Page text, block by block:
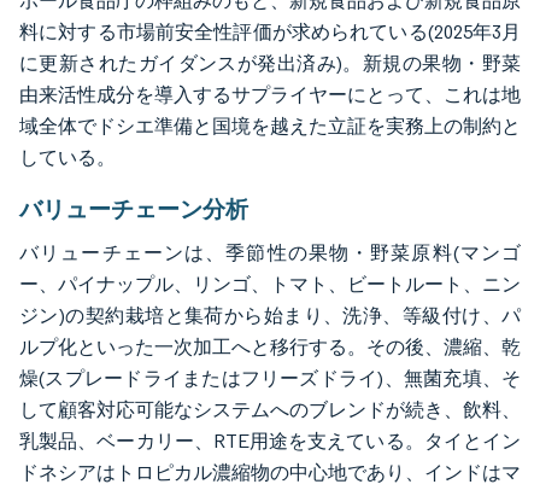
料に対する市場前安全性評価が求められている(2025年3月
に更新されたガイダンスが発出済み)。新規の果物・野菜
由来活性成分を導入するサプライヤーにとって、これは地
域全体でドシエ準備と国境を越えた立証を実務上の制約と
している。
バリューチェーン分析
バリューチェーンは、季節性の果物・野菜原料(マンゴ
ー、パイナップル、リンゴ、トマト、ビートルート、ニン
ジン)の契約栽培と集荷から始まり、洗浄、等級付け、パ
ルプ化といった一次加工へと移行する。その後、濃縮、乾
燥(スプレードライまたはフリーズドライ)、無菌充填、そ
して顧客対応可能なシステムへのブレンドが続き、飲料、
乳製品、ベーカリー、RTE用途を支えている。タイとイン
ドネシアはトロピカル濃縮物の中心地であり、インドはマ